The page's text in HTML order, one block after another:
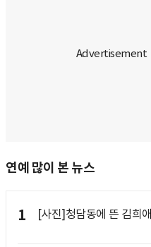
연예 많이 본 뉴스
1 [사진]청담동에 뜬 김희애